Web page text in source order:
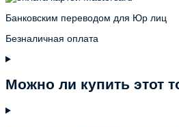
Банковским переводом для Юр лиц
Безналичная оплата
Можно ли купить этот